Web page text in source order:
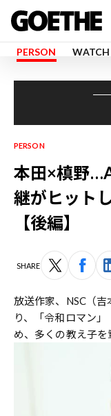
PERSON WATCH
PERSON
本田×槙野
継がヒット
【後編】
SHARE
放送作家、NSC（
り、「令和ロマン
め、多くの教え子を